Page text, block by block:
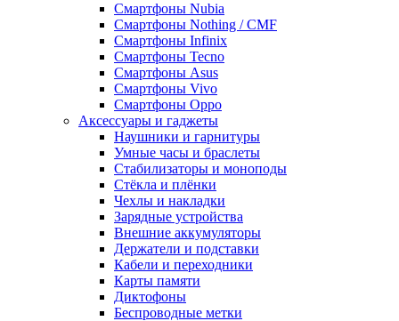
Смартфоны Nubia
Смартфоны Nothing / CMF
Смартфоны Infinix
Смартфоны Tecno
Смартфоны Asus
Смартфоны Vivo
Смартфоны Oppo
Аксессуары и гаджеты
Наушники и гарнитуры
Умные часы и браслеты
Стабилизаторы и моноподы
Стёкла и плёнки
Чехлы и накладки
Зарядные устройства
Внешние аккумуляторы
Держатели и подставки
Кабели и переходники
Карты памяти
Диктофоны
Беспроводные метки